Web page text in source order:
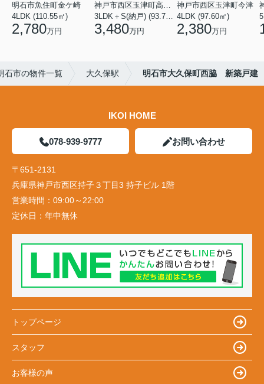
明石市魚住町金ケ崎
4LDK (110.55㎡)
2,780万円
神戸市西区玉津町高津橋
3LDK＋S(納戸) (93.74㎡)
3,480万円
神戸市西区玉津町今津
4LDK (97.60㎡)
2,380万円
石市の物件一覧 大久保駅 明石市大久保町西脇 新築戸建
IKOI HOME
078-939-9777 お問い合わせ
〒651-2131
兵庫県神戸市西区持子３丁目3 持子ビル 1階
営業時間： 09:00～22:00
定休日： 年中無休
トップページ
スタッフ
お客様の声